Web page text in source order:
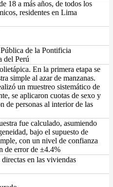
18 a más años, de todos los
residentes en Lima
de la Pontificia
del Perú
En la primera etapa se
simple al azar de manzanas.
un muestreo sistemático de
se aplicaron cuotas de sexo y
de personas al interior de las
fue calculado, asumiendo
bajo el supuesto de
con un nivel de confianza
de error de ±4.4%
en las viviendas